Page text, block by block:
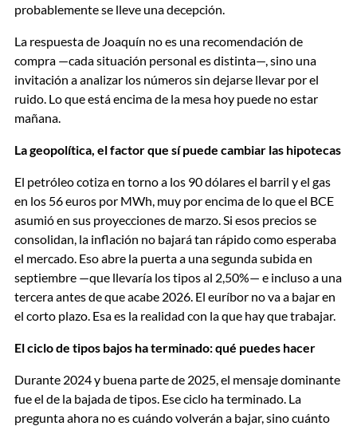
probablemente se lleve una decepción.
La respuesta de Joaquín no es una recomendación de
compra —cada situación personal es distinta—, sino una
invitación a analizar los números sin dejarse llevar por el
ruido. Lo que está encima de la mesa hoy puede no estar
mañana.
La geopolítica, el factor que sí puede cambiar las hipotecas
El petróleo cotiza en torno a los 90 dólares el barril y el gas
en los 56 euros por MWh, muy por encima de lo que el BCE
asumió en sus proyecciones de marzo. Si esos precios se
consolidan, la inflación no bajará tan rápido como esperaba
el mercado. Eso abre la puerta a una segunda subida en
septiembre —que llevaría los tipos al 2,50%— e incluso a una
tercera antes de que acabe 2026. El euríbor no va a bajar en
el corto plazo. Esa es la realidad con la que hay que trabajar.
El ciclo de tipos bajos ha terminado: qué puedes hacer
Durante 2024 y buena parte de 2025, el mensaje dominante
fue el de la bajada de tipos. Ese ciclo ha terminado. La
pregunta ahora no es cuándo volverán a bajar, sino cuánto